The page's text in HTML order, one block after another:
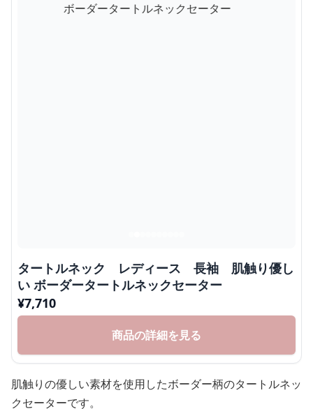
タートルネック レディース 長袖 肌触り優し
い ボーダータートルネックセーター
¥7,710
商品の詳細を見る
肌触りの優しい素材を使用したボーダー柄のタートルネッ
クセーターです。